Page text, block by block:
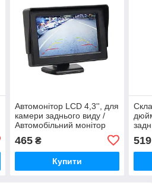
Автомонітор LCD 4,3'', для
камери заднього виду /
Автомобільний монітор
для двох камер / Дисплей
в машину
465₴
Купити
519